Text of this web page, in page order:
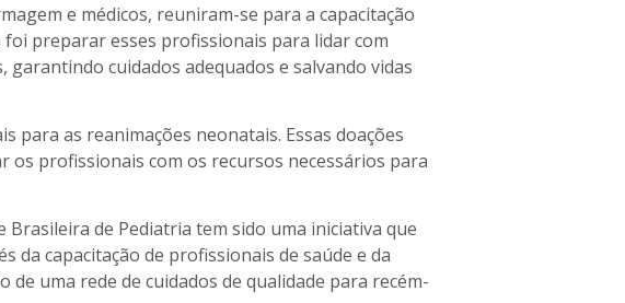
e médicos, reuniram-se para a capacitação
preparar esses profissionais para lidar com
cuidados adequados e salvando vidas
para as reanimações neonatais. Essas doações
profissionais com os recursos necessários para
Brasileira de Pediatria tem sido uma iniciativa que
da capacitação de profissionais de saúde e da
uma rede de cuidados de qualidade para recém-